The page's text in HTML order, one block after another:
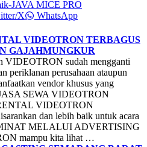
JAVA MICE PRO
X WhatsApp
VIDEOTRON TERBAGUS
GAJAHMUNGKUR
VIDEOTRON sudah mengganti
periklanan perusahaan ataupun
vendor khusus yang
SEWA VIDEOTRON
VIDEOTRON
dan lebih baik untuk acara
MELALUI ADVERTISING
mampu kita lihat …